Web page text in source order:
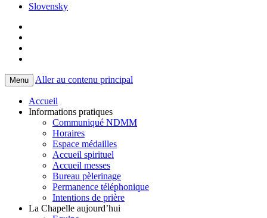
Slovensky
Menu Aller au contenu principal
Accueil
Informations pratiques
Communiqué NDMM
Horaires
Espace médailles
Accueil spirituel
Accueil messes
Bureau pèlerinage
Permanence téléphonique
Intentions de prière
La Chapelle aujourd’hui